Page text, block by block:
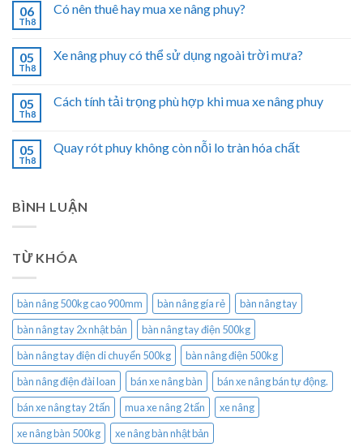
06
Th8
Có nên thuê hay mua xe nâng phuy?
05
Th8
Xe nâng phuy có thể sử dụng ngoài trời mưa?
05
Th8
Cách tính tải trọng phù hợp khi mua xe nâng phuy
05
Th8
Quay rót phuy không còn nỗi lo tràn hóa chất
BÌNH LUẬN
TỪ KHÓA
bàn nâng 500kg cao 900mm bàn nâng gía rẻ
bàn nâng tay
bàn nâng tay 2x nhật bản
bàn nâng tay điện 500kg
bàn nâng tay điện di chuyển 500kg
bàn nâng điện 500kg
bàn nâng điện đài loan
bán xe nâng bàn
bán xe nâng bán tự động.
bán xe nâng tay 2 tấn
mua xe nâng 2 tấn
xe nâng
xe nâng bàn 500kg
xe nâng bàn nhật bản